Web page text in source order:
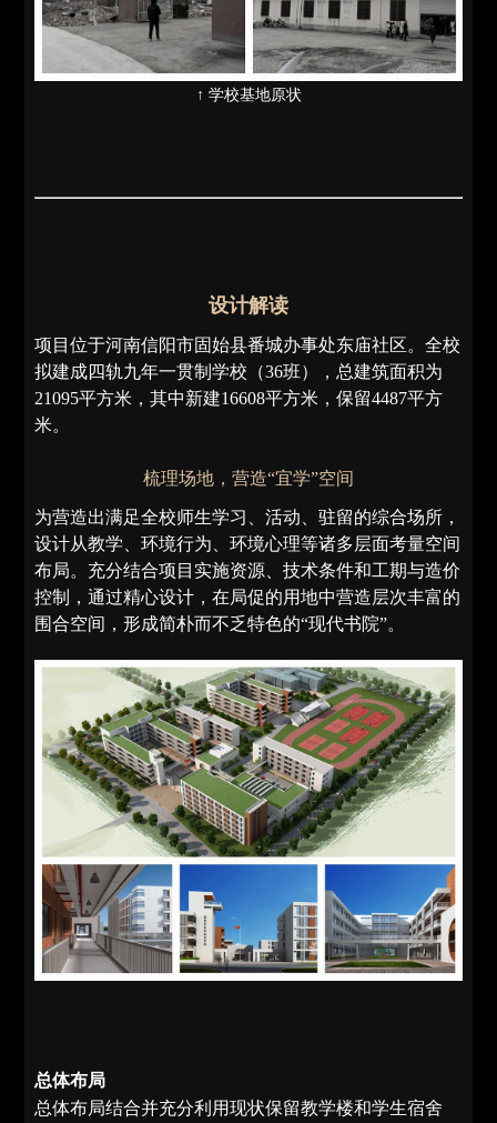
↑ 学校基地原状
设计解读
项目位于河南信阳市固始县番城办事处东庙社区。全校
拟建成四轨九年一贯制学校（36班），总建筑面积为
21095平方米，其中新建16608平方米，保留4487平方
米。
梳理场地，营造“宜学”空间
为营造出满足全校师生学习、活动、驻留的综合场所，
设计从教学、环境行为、环境心理等诸多层面考量空间
布局。充分结合项目实施资源、技术条件和工期与造价
控制，通过精心设计，在局促的用地中营造层次丰富的
围合空间，形成简朴而不乏特色的“现代书院”。
总体布局
总体布局结合并充分利用现状保留教学楼和学生宿舍